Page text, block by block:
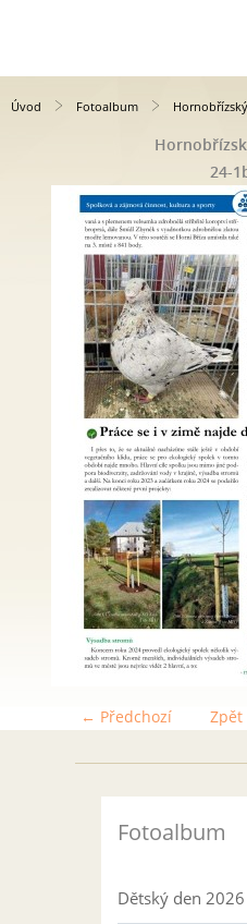
Úvod Fotoalbum
24-
← Předchozí Zpět
Fotoalbum
Dětský den